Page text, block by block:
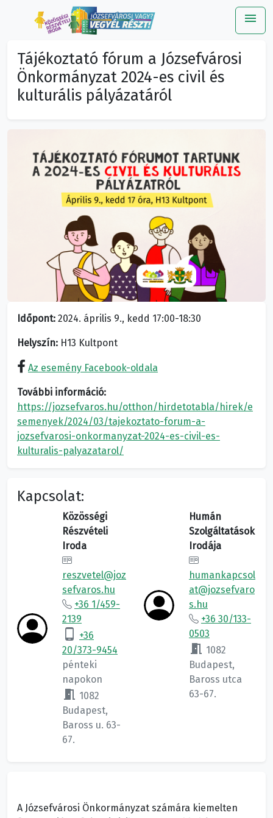
menu
Tájékoztató fórum a Józsefvárosi
Önkormányzat 2024-es civil és
kulturális pályázatáról
Időpont: 2024. április 9., kedd 17:00-18:30
Helyszín: H13 Kultpont
Az esemény Facebook-oldala
További információ:
https://jozsefvaros.hu/otthon/hirdetotabla/hirek/e
semenyek/2024/03/tajekoztato-forum-a-
jozsefvarosi-onkormanyzat-2024-es-civil-es-
kulturalis-palyazatarol/
Kapcsolat:
Közösségi
Részvételi
Iroda
reszvetel@joz
sefvaros.hu
+36 1/459-
2139
phone_android +36
20/373-9454
pénteki
napokon
meeting_room 1082
Budapest,
Baross u. 63-
67.
Humán
Szolgáltatások
Irodája
humankapcsol
at@jozsefvaro
s.hu
+36 30/133-
0503
meeting_room 1082
Budapest,
Baross utca
63-67.
A Józsefvárosi Önkormányzat számára kiemelten